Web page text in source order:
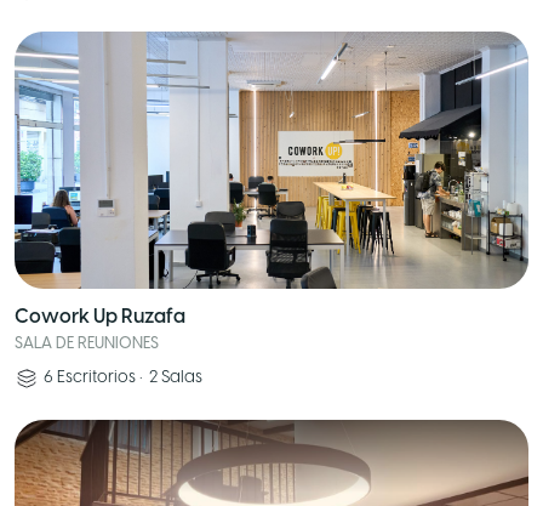
Cowork Up Ruzafa
SALA DE REUNIONES
6 Escritorios • 2 Salas